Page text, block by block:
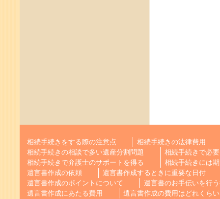
相続手続きをする際の注意点
相続手続きの法律費用
相続手続きの相談で多い遺産分割問題
相続手続きで必
相続手続きで弁護士のサポートを得る
相続手続きには
遺言書作成の依頼
遺言書作成するときに重要な日付
遺言書作成のポイントについて
遺言書のお手伝いを行
遺言書作成にあたる費用
遺言書作成の費用はどれくら